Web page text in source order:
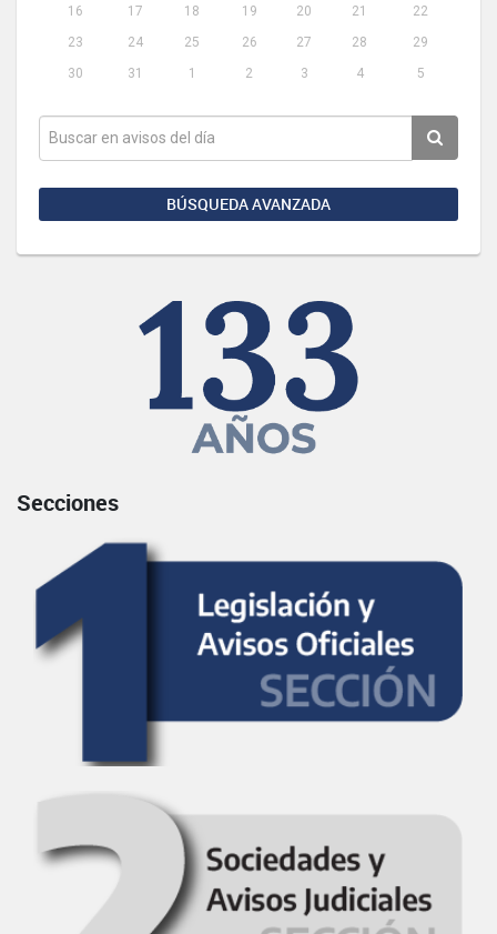
16 17 18 19 20 21
22
23
24 25 26 27 28
29
30
31 1 2 3 4 5
BÚSQUEDA AVANZADA
Secciones